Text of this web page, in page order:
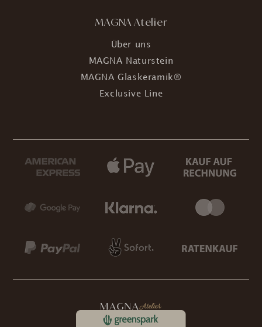
MAGNA Atelier
Über uns
MAGNA Naturstein
MAGNA Glaskeramik®
Exclusive Line